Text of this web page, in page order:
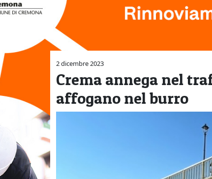
2 dicembre 2023
Crema annega nel
affogano nel burro